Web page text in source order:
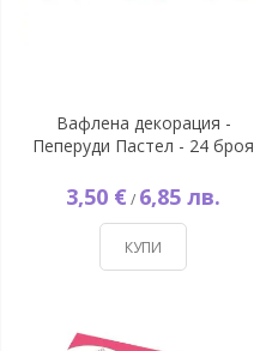
Вафлена декорация -
Пеперуди Пастел - 24 броя
3,50 € / 6,85 лв.
КУПИ